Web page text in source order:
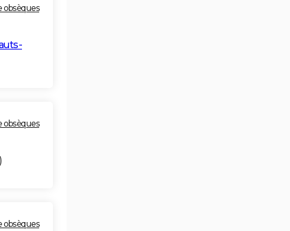
obsèques
obsèques
)
obsèques